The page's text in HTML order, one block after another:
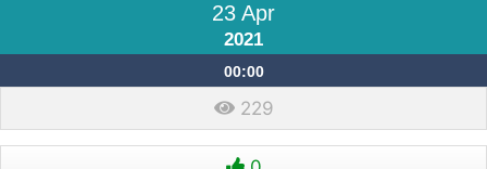
23 Apr
2021
00:00
229